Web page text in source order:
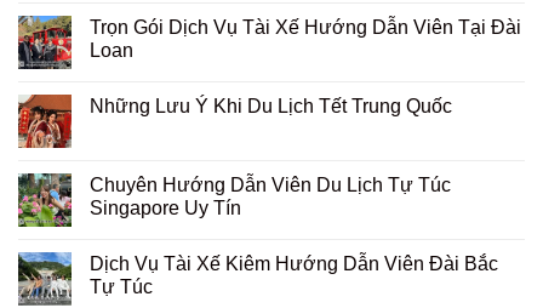
Trọn Gói Dịch Vụ Tài Xế Hướng Dẫn Viên Tại Đài
Loan
Những Lưu Ý Khi Du Lịch Tết Trung Quốc
Chuyên Hướng Dẫn Viên Du Lịch Tự Túc
Singapore Uy Tín
Dịch Vụ Tài Xế Kiêm Hướng Dẫn Viên Đài Bắc
Tự Túc